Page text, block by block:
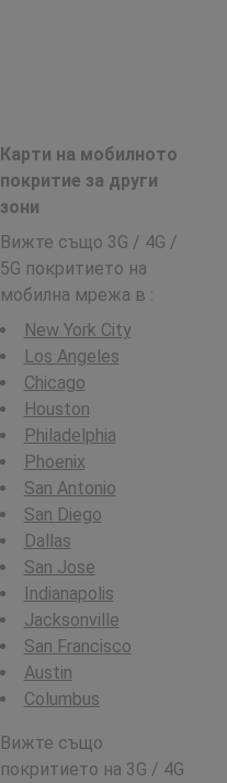
Карти на мобилното
покритие за други
зони
Вижте също 3G / 4G /
5G покритието на
мобилна мрежа в :
New York City
Los Angeles
Chicago
Houston
Philadelphia
Phoenix
San Antonio
San Diego
Dallas
San Jose
Indianapolis
Jacksonville
San Francisco
Austin
Columbus
Вижте също
покритието на 3G / 4G